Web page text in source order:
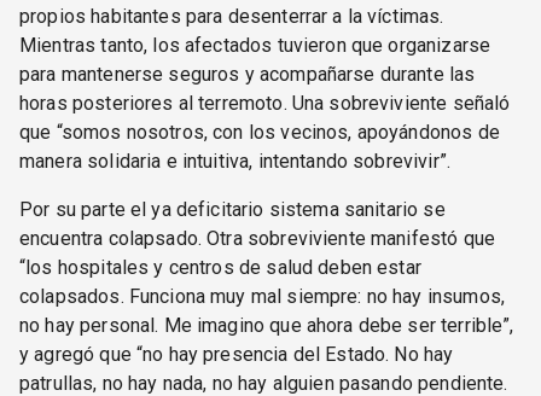
propios habitantes para desenterrar a la víctimas.
Mientras tanto, los afectados tuvieron que organizarse
para mantenerse seguros y acompañarse durante las
horas posteriores al terremoto. Una sobreviviente señaló
que “somos nosotros, con los vecinos, apoyándonos de
manera solidaria e intuitiva, intentando sobrevivir”.
Por su parte el ya deficitario sistema sanitario se
encuentra colapsado. Otra sobreviviente manifestó que
“los hospitales y centros de salud deben estar
colapsados. Funciona muy mal siempre: no hay insumos,
no hay personal. Me imagino que ahora debe ser terrible”,
y agregó que “no hay presencia del Estado. No hay
patrullas, no hay nada, no hay alguien pasando pendiente.